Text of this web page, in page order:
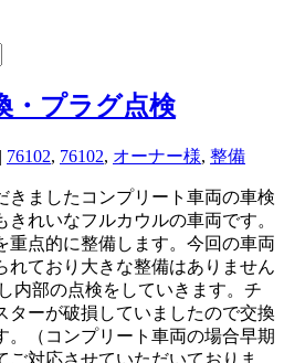
プラグ点検
| 76102, 76102, オーナー様, 整備
きましたコンプリート車両の車検
れいなフルカウルの車両です。
重点的に整備します。今回の車両
れており大きな整備はありません
内部の点検をしていきます。チ
ターが破損していましたので交換
。（コンプリート車両の場合早期
ご対応させていただいておりま